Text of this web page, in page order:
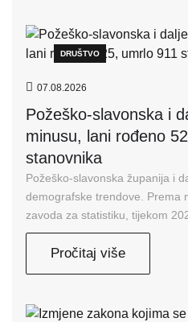
DRUŠTVO
07.08.2026
Požeško-slavonska i
minusu, lani rođeno
stanovnika
Požeško-slavonska županija i
demografske trendove. Prema
zavoda za statistiku, tijekom
Pročitaj više